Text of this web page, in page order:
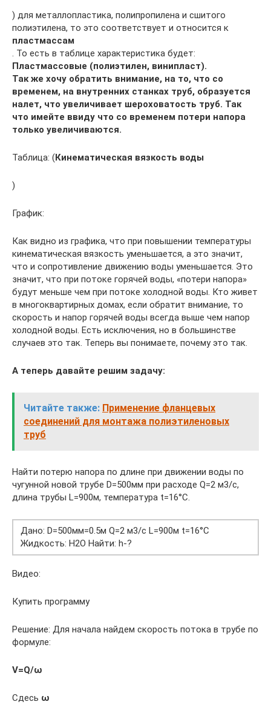
) для металлопластика, полипропилена и сшитого
полиэтилена, то это соответствует и относится к
пластмассам
. То есть в таблице характеристика будет:
Пластмассовые (полиэтилен, винипласт).
Так же хочу обратить внимание, на то, что со
временем, на внутренних станках труб, образуется
налет, что увеличивает шероховатость труб. Так
что имейте ввиду что со временем потери напора
только увеличиваются.
Таблица: (Кинематическая вязкость воды
)
График:
Как видно из графика, что при повышении температуры
кинематическая вязкость уменьшается, а это значит,
что и сопротивление движению воды уменьшается. Это
значит, что при потоке горячей воды, «потери напора»
будут меньше чем при потоке холодной воды. Кто живет
в многоквартирных домах, если обратит внимание, то
скорость и напор горячей воды всегда выше чем напор
холодной воды. Есть исключения, но в большинстве
случаев это так. Теперь вы понимаете, почему это так.
А теперь давайте решим задачу:
Читайте также: Применение фланцевых
соединений для монтажа полиэтиленовых
труб
Найти потерю напора по длине при движении воды по
чугунной новой трубе D=500мм при расходе Q=2 м3/с,
длина трубы L=900м, температура t=16°С.
Дано: D=500мм=0.5м Q=2 м3/с L=900м t=16°С
Жидкость: H2O Найти: h-?
Видео:
Купить программу
Решение: Для начала найдем скорость потока в трубе по
формуле:
V=Q/ω
Сдесь ω